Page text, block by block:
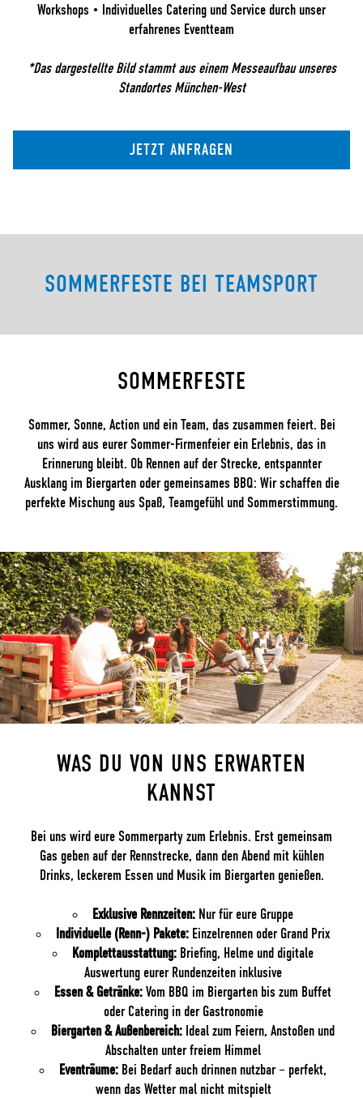
Workshops • Individuelles Catering und Service durch unser
erfahrenes Eventteam
*Das dargestellte Bild stammt aus einem Messeaufbau unseres
Standortes München-West
JETZT ANFRAGEN
SOMMERFESTE BEI TEAMSPORT
SOMMERFESTE
Sommer, Sonne, Action und ein Team, das zusammen feiert. Bei
uns wird aus eurer Sommer-Firmenfeier ein Erlebnis, das in
Erinnerung bleibt. Ob Rennen auf der Strecke, entspannter
Ausklang im Biergarten oder gemeinsames BBQ: Wir schaffen die
perfekte Mischung aus Spaß, Teamgefühl und Sommerstimmung.
WAS DU VON UNS ERWARTEN
KANNST
Bei uns wird eure Sommerparty zum Erlebnis. Erst gemeinsam
Gas geben auf der Rennstrecke, dann den Abend mit kühlen
Drinks, leckerem Essen und Musik im Biergarten genießen.
Exklusive Rennzeiten: Nur für eure Gruppe
Individuelle (Renn-) Pakete: Einzelrennen oder Grand Prix
Komplettausstattung: Briefing, Helme und digitale
Auswertung eurer Rundenzeiten inklusive
Essen & Getränke: Vom BBQ im Biergarten bis zum Buffet
oder Catering in der Gastronomie
Biergarten & Außenbereich: Ideal zum Feiern, Anstoßen und
Abschalten unter freiem Himmel
Eventräume: Bei Bedarf auch drinnen nutzbar – perfekt,
wenn das Wetter mal nicht mitspielt